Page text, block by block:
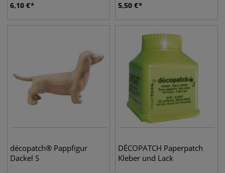
6,10 € 5,50 €
décopatch® Pappfigur
Dackel S
DÉCOPATCH Paperpatch
Kleber und Lack